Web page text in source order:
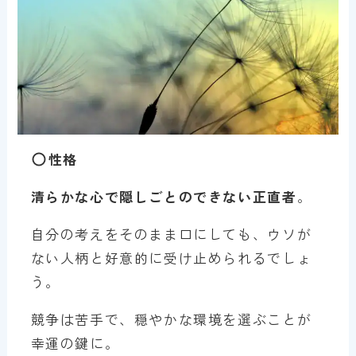
性格
清らかな心で隠しごとのできない正直者。
自分の考えをそのまま口にしても、ウソが
ない人柄と好意的に受け止められるでしょ
う。
競争は苦手で、穏やかな環境を選ぶことが
幸運の鍵に。